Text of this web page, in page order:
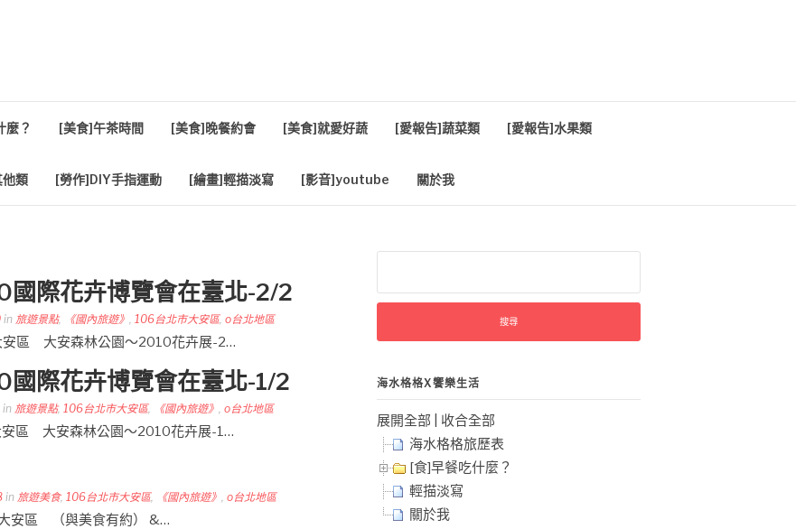
麼？ [美食]午茶時間 [美食]晚餐約會 [美食]就愛好蔬 [愛報告]蔬菜類 [愛報告]水果類
類 [勞作]DIY手指運動 [繪畫]輕描淡寫 [影音]youtube 關於我
國際花卉博覽會在臺北-2/2
in 旅遊景點, 《國內旅遊》 , 106台北市大安區, o台北地區
區 大安森林公園～2010花卉展-2…
際花卉博覽會在臺北-1/2
in 旅遊景點, 106台北市大安區, 《國內旅遊》 o台北地區
區 大安森林公園～2010花卉展-1…
in 旅遊美食, 106台北市大安區, 《國內旅遊》 , o台北地區
安區 （與美食有約） &…
關
字:
海水格格X饗樂生活
展開全部
收合全部
海水格格旅歷表
[食]早餐吃什麼？
輕描淡寫
關於我